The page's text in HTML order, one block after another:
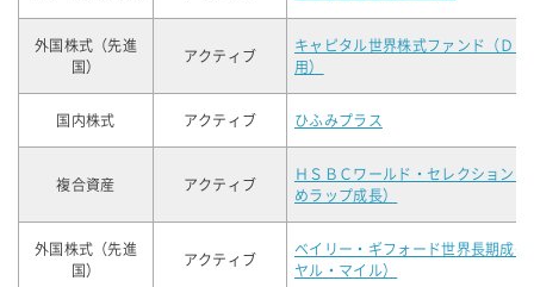
外国株式（先進
国）
アクティブ
キャピタル世界株式ファンド（ＤＣ
用）
国内株式 アクティブ ひふみプラス
複合資産 アクティブ
ＨＳＢＣワールド・セレクション
めラップ成長）
外国株式（先進
国）
アクティブ
ベイリー・ギフォード世界長期成長
ヤル・マイル）